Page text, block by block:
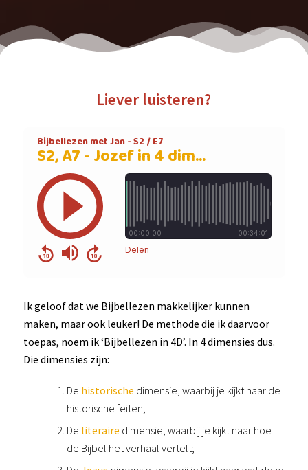
Liever luisteren?
Ik geloof dat we Bijbellezen makkelijker kunnen
maken, maar ook leuker! De methode die ik daarvoor
toepas, noem ik ‘Bijbellezen in 4D’. In 4 dimensies dus.
Die dimensies zijn:
De historische dimensie, waarbij je kijkt naar de
historische feiten;
De literaire dimensie, waarbij je kijkt naar hoe
de Bijbel het verhaal vertelt;